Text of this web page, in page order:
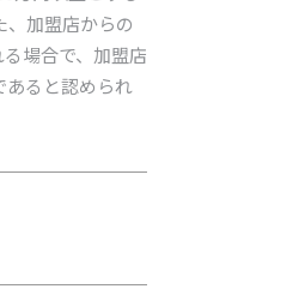
、加盟店からの
場合で、加盟店
あると認められ